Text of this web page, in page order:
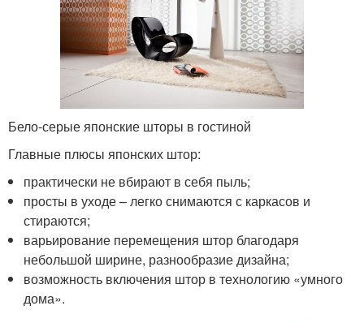
Бело-серые японские шторы в гостиной
Главные плюсы японских штор:
практически не вбирают в себя пыль;
просты в уходе – легко снимаются с каркасов и
стираются;
варьирование перемещения штор благодаря
небольшой ширине, разнообразие дизайна;
возможность включения штор в технологию «умного
дома».